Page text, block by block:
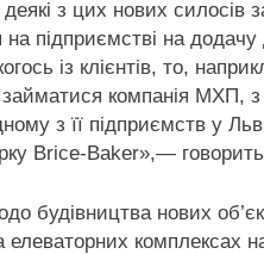
з цих нових силосів
на підприємстві на
із клієнтів, то,
компанія МХП,
з її підприємств у
Brice-Baker»,—
будівництва нових
комплексах